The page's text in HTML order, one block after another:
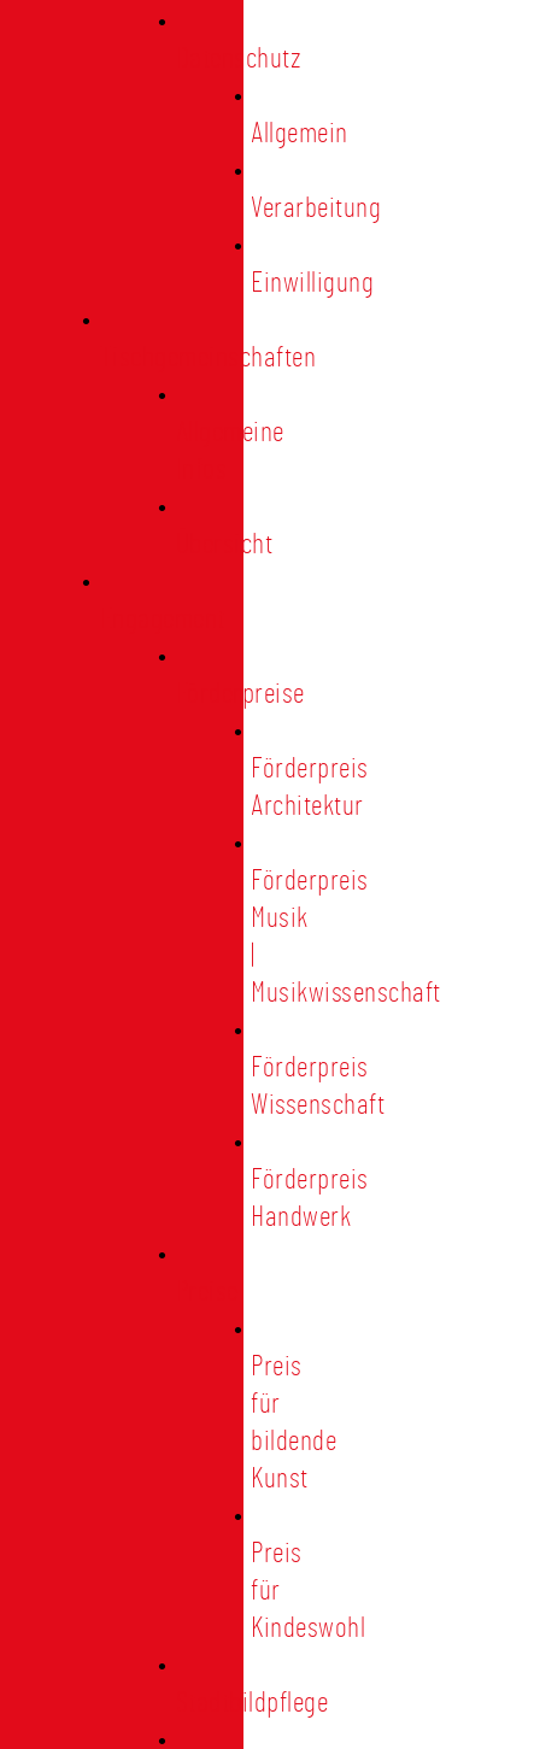
Datenschutz
Allgemein
Verarbeitung
Einwilligung
Tischgemeinschaften
Allgemeine
Übersicht
Förderpreise
Förderpreis
Architektur
Förderpreis
Musik
Musikwissenschaft
Förderpreis
Wissenschaft
Förderpreis
Handwerk
Preis
für
bildende
Kunst
Preis
für
Kindeswohl
Stadtbildpflege